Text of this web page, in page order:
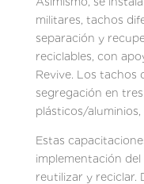
militares, tachos
separación y
reciclables, con
Revive. Los tachos
segregación en
plásticos/
Estas
implementación del
reutilizar y reciclar.